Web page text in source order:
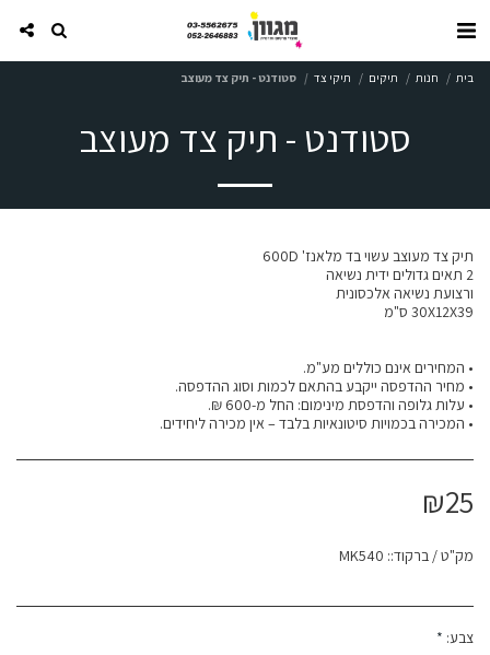
בית חנות תיקים תיקי צד סטודנט - תיק צד מעוצב
סטודנט - תיק צד מעוצב
• המכירה בכמויות סיטונאיות בלבד – אין מכירה ליחידים.
₪25
מק"ט / ברקוד:: MK540
צבע: *